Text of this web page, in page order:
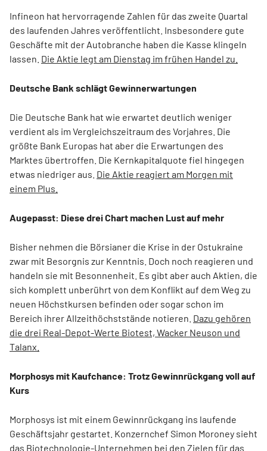
Infineon hat hervorragende Zahlen für das zweite Quartal
des laufenden Jahres veröffentlicht. Insbesondere gute
Geschäfte mit der Autobranche haben die Kasse klingeln
lassen. Die Aktie legt am Dienstag im frühen Handel zu.
Deutsche Bank schlägt Gewinnerwartungen
Die Deutsche Bank hat wie erwartet deutlich weniger
verdient als im Vergleichszeitraum des Vorjahres. Die
größte Bank Europas hat aber die Erwartungen des
Marktes übertroffen. Die Kernkapitalquote fiel hingegen
etwas niedriger aus. Die Aktie reagiert am Morgen mit
einem Plus.
Augepasst: Diese drei Chart machen Lust auf mehr
Bisher nehmen die Börsianer die Krise in der Ostukraine
zwar mit Besorgnis zur Kenntnis. Doch noch reagieren und
handeln sie mit Besonnenheit. Es gibt aber auch Aktien, die
sich komplett unberührt von dem Konflikt auf dem Weg zu
neuen Höchstkursen befinden oder sogar schon im
Bereich ihrer Allzeithöchststände notieren. Dazu gehören
die drei Real-Depot-Werte Biotest, Wacker Neuson und
Talanx.
Morphosys mit Kaufchance: Trotz Gewinnrückgang voll auf
Kurs
Morphosys ist mit einem Gewinnrückgang ins laufende
Geschäftsjahr gestartet. Konzernchef Simon Moroney sieht
das Biotechnologie-Unternehmen bei den Zielen für das